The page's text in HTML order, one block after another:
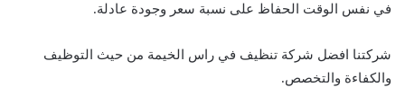
في نفس الوقت الحفاظ على نسبة سعر وجودة عادلة.
شركتنا افضل شركة تنظيف في راس الخيمة من حيث التوظيف
والكفاءة والتخصص.